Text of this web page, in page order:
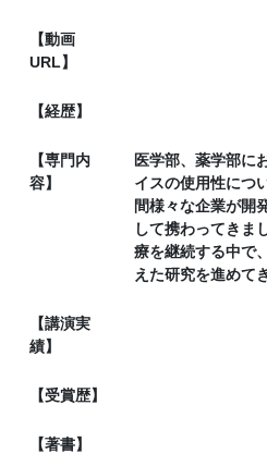
【動画
URL】
【経歴】
【専門内
容】
医学部、薬学部に
イスの使用性につ
間様々な企業が開
して携わってきま
療を継続する中で
えた研究を進めて
【講演実
績】
【受賞歴】
【著書】